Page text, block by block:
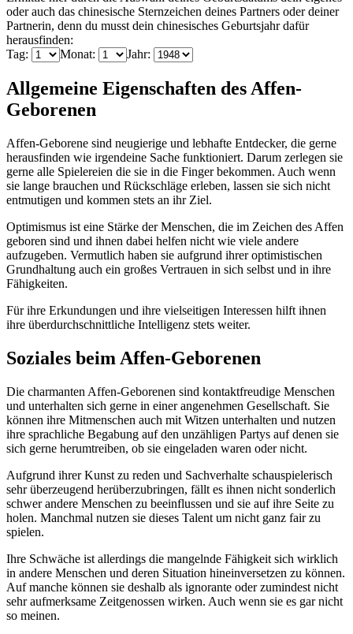
oder auch das chinesische Sternzeichen deines Partners oder deiner
Partnerin, denn du musst dein chinesisches Geburtsjahr dafür
herausfinden:
Tag:
Monat: Jahr:
Allgemeine Eigenschaften des Affen-
Geborenen
Affen-Geborene sind neugierige und lebhafte Entdecker, die gerne
herausfinden wie irgendeine Sache funktioniert. Darum zerlegen sie
gerne alle Spielereien die sie in die Finger bekommen. Auch wenn
sie lange brauchen und Rückschläge erleben, lassen sie sich nicht
entmutigen und kommen stets an ihr Ziel.
Optimismus ist eine Stärke der Menschen, die im Zeichen des Affen
geboren sind und ihnen dabei helfen nicht wie viele andere
aufzugeben. Vermutlich haben sie aufgrund ihrer optimistischen
Grundhaltung auch ein großes Vertrauen in sich selbst und in ihre
Fähigkeiten.
Für ihre Erkundungen und ihre vielseitigen Interessen hilft ihnen
ihre überdurchschnittliche Intelligenz stets weiter.
Soziales beim Affen-Geborenen
Die charmanten Affen-Geborenen sind kontaktfreudige Menschen
und unterhalten sich gerne in einer angenehmen Gesellschaft. Sie
können ihre Mitmenschen auch mit Witzen unterhalten und nutzen
ihre sprachliche Begabung auf den unzähligen Partys auf denen sie
sich gerne herumtreiben, ob sie eingeladen waren oder nicht.
Aufgrund ihrer Kunst zu reden und Sachverhalte schauspielerisch
sehr überzeugend herüberzubringen, fällt es ihnen nicht sonderlich
schwer andere Menschen zu beeinflussen und sie auf ihre Seite zu
holen. Manchmal nutzen sie dieses Talent um nicht ganz fair zu
spielen.
Ihre Schwäche ist allerdings die mangelnde Fähigkeit sich wirklich
in andere Menschen und deren Situation hineinversetzen zu können.
Auf manche können sie deshalb als ignorante oder zumindest nicht
sehr aufmerksame Zeitgenossen wirken. Auch wenn sie es gar nicht
so meinen.